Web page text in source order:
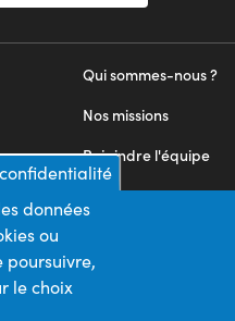
Qui sommes-nous ?
Nos missions
Rejoindre l'équipe
Nous contacter
données
ou
poursuivre,
le choix